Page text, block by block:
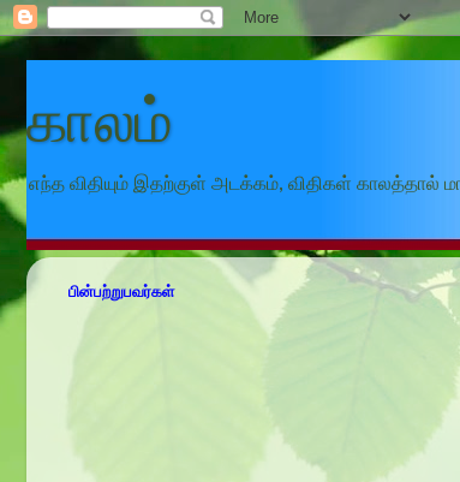
காலம்
எந்த விதியும் இதற்குள் அடக்கம், விதிகள் காலத்தால்
பின்பற்றுபவர்கள்